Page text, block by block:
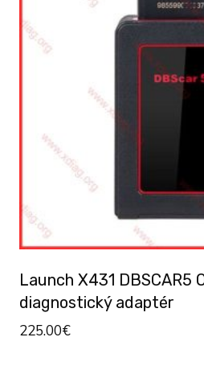
Launch X431 DBSCAR5
diagnostický adaptér
225.00€